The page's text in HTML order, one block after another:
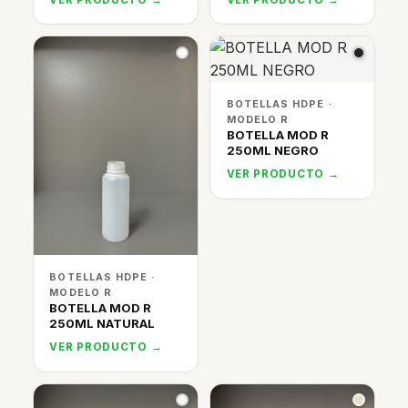
BOTELLAS HDPE ·
MODELO R
BOTELLA MOD R
250ML NATURAL
VER PRODUCTO →
BOTELLAS HDPE ·
MODELO R
BOTELLA MOD R
250ML NEGRO
VER PRODUCTO →